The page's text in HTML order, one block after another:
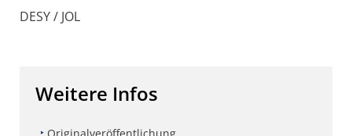
DESY / JOL
Weitere Infos